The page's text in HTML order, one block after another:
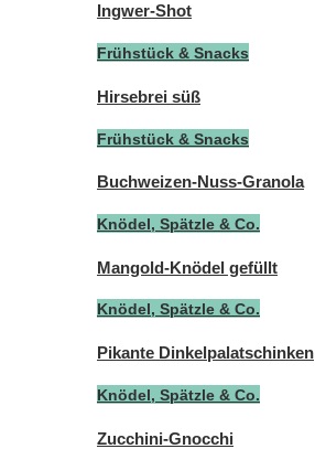
Ingwer-Shot
Frühstück & Snacks
Hirsebrei süß
Frühstück & Snacks
Buchweizen-Nuss-Granola
Knödel, Spätzle & Co.
Mangold-Knödel gefüllt
Knödel, Spätzle & Co.
Pikante Dinkelpalatschinken
Knödel, Spätzle & Co.
Zucchini-Gnocchi